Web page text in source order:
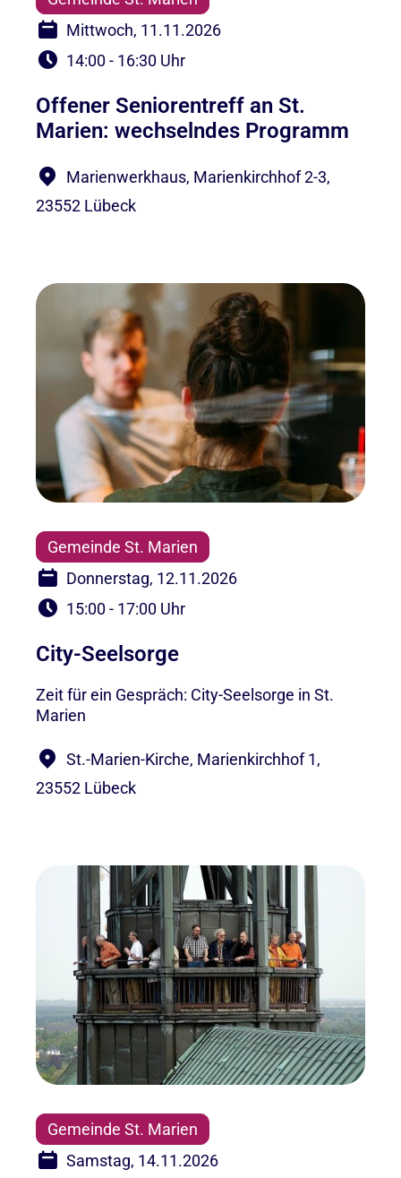
Mittwoch, 11.11.2026
14:00 - 16:30 Uhr
Offener Seniorentreff an St.
Marien: wechselndes Programm
Marienwerkhaus, Marienkirchhof 2-3,
23552 Lübeck
Gemeinde St. Marien
Donnerstag, 12.11.2026
15:00 - 17:00 Uhr
City-Seelsorge
Zeit für ein Gespräch: City-Seelsorge in St.
Marien
St.-Marien-Kirche, Marienkirchhof 1,
23552 Lübeck
Gemeinde St. Marien
Samstag, 14.11.2026